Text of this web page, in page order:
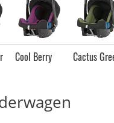
Cool Berry Cactus